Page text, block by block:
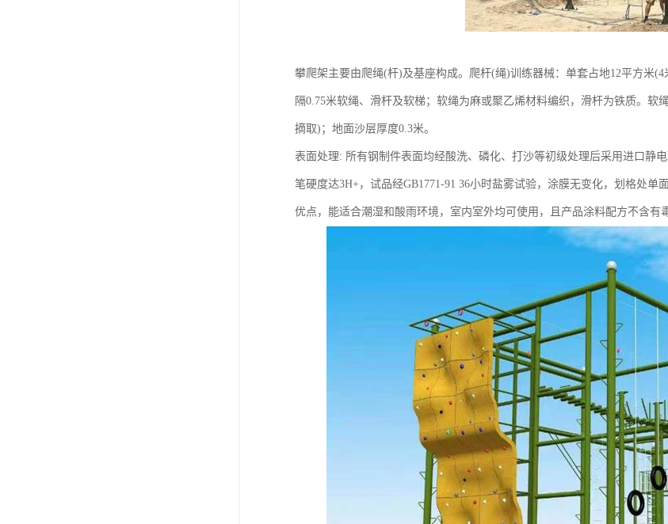
攀爬架主要由爬绳(杆)及基座构成。爬杆(绳)训练器械：单套占地12平方米
隔0.75米软绳、滑杆及软梯；软绳为麻或聚乙烯材料编织，滑杆为铁质。软
摘取)；地面沙层厚度0.3米。
表面处理: 所有钢制件表面均经酸洗、磷化、打沙等初级处理后采用进口静
笔硬度达3H+，试品经GB1771-91 36小时盐雾试验，涂膜无变化，划格处
优点，能适合潮湿和酸雨环境，室内室外均可使用，且产品涂料配方不含有